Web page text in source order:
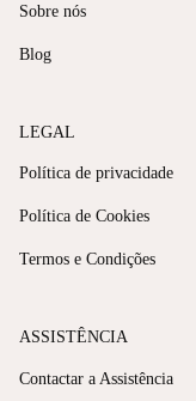
Sobre nós
Blog
LEGAL
Política de privacidade
Política de Cookies
Termos e Condições
ASSISTÊNCIA
Contactar a Assistência